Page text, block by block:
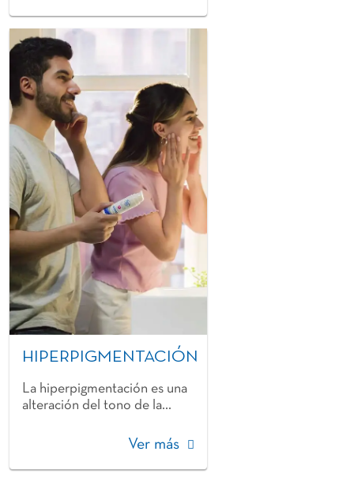
HIPERPIGMENTACIÓN
La hiperpigmentación es una
alteración del tono de la...
Ver más